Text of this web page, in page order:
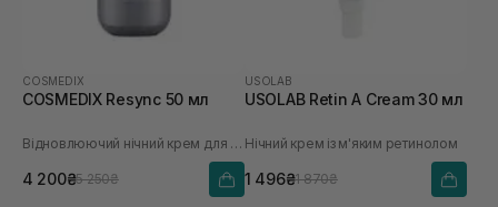
COSMEDIX
COSMEDIX Resync 50 мл
Відновлюючий нічний крем для обличчя
4 200₴5 250₴
USOLAB
USOLAB Retin A Cream 30 мл
Нічний крем із м'яким ретинолом
1 496₴1 870₴